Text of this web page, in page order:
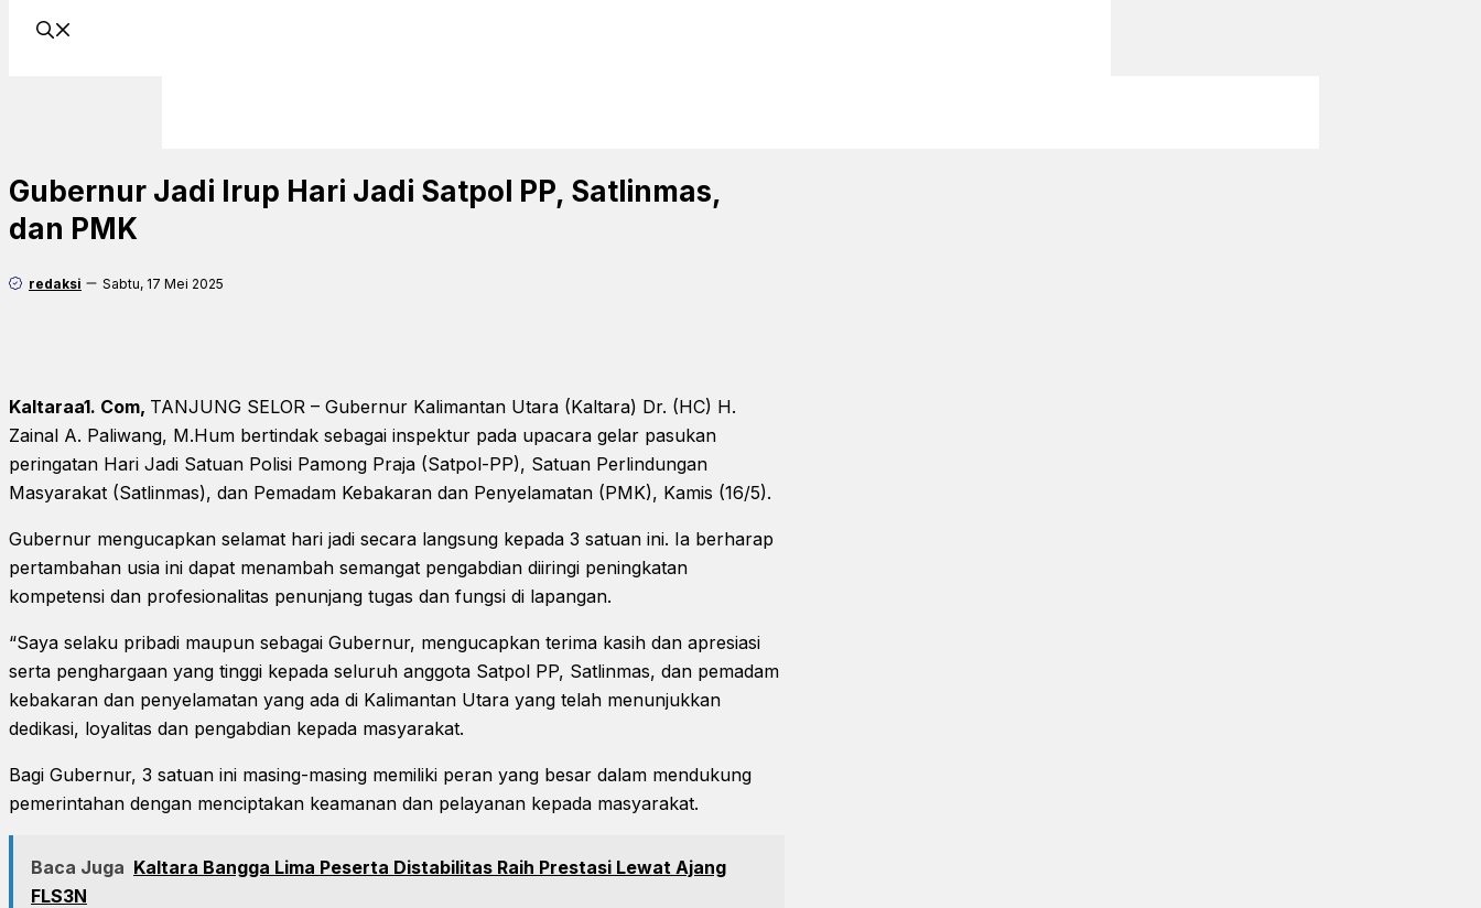
Gubernur Jadi Irup Hari Jadi Satpol PP, Satlinmas,
dan PMK
redaksi Sabtu, 17 Mei 2025
Kaltaraa1. Com, TANJUNG SELOR – Gubernur Kalimantan Utara (Kaltara) Dr. (HC) H.
Zainal A. Paliwang, M.Hum bertindak sebagai inspektur pada upacara gelar pasukan
peringatan Hari Jadi Satuan Polisi Pamong Praja (Satpol-PP), Satuan Perlindungan
Masyarakat (Satlinmas), dan Pemadam Kebakaran dan Penyelamatan (PMK), Kamis (16/5).
Gubernur mengucapkan selamat hari jadi secara langsung kepada 3 satuan ini. Ia berharap
pertambahan usia ini dapat menambah semangat pengabdian diiringi peningkatan
kompetensi dan profesionalitas penunjang tugas dan fungsi di lapangan.
“Saya selaku pribadi maupun sebagai Gubernur, mengucapkan terima kasih dan apresiasi
serta penghargaan yang tinggi kepada seluruh anggota Satpol PP, Satlinmas, dan pemadam
kebakaran dan penyelamatan yang ada di Kalimantan Utara yang telah menunjukkan
dedikasi, loyalitas dan pengabdian kepada masyarakat.
Bagi Gubernur, 3 satuan ini masing-masing memiliki peran yang besar dalam mendukung
pemerintahan dengan menciptakan keamanan dan pelayanan kepada masyarakat.
Baca Juga Kaltara Bangga Lima Peserta Distabilitas Raih Prestasi Lewat Ajang
FLS3N